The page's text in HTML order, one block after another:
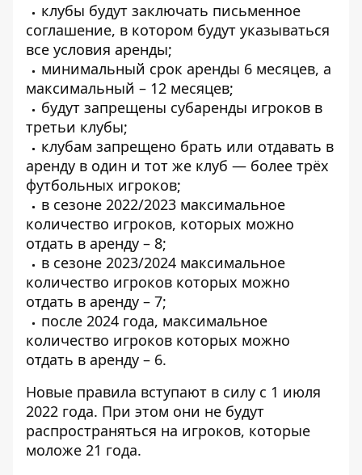
клубы будут заключать письменное
соглашение, в котором будут указываться
все условия аренды;
минимальный срок аренды 6 месяцев, а
максимальный – 12 месяцев;
будут запрещены субаренды игроков в
третьи клубы;
клубам запрещено брать или отдавать в
аренду в один и тот же клуб — более трёх
футбольных игроков;
в сезоне 2022/2023 максимальное
количество игроков, которых можно
отдать в аренду – 8;
в сезоне 2023/2024 максимальное
количество игроков которых можно
отдать в аренду – 7;
после 2024 года, максимальное
количество игроков которых можно
отдать в аренду – 6.
Новые правила вступают в силу с 1 июля
2022 года. При этом они не будут
распространяться на игроков, которые
моложе 21 года.